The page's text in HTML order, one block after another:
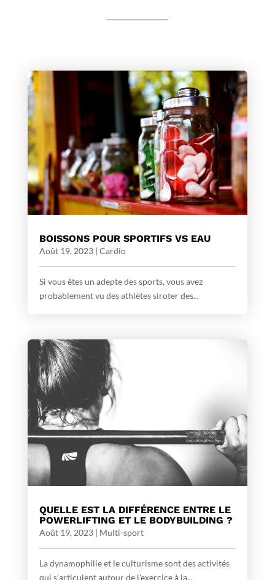
BOISSONS POUR SPORTIFS VS EAU
Août 19, 2023| Cardio
Si vous êtes un adepte des sports, vous avez
probablement vu des athlètes siroter des...
QUELLE EST LA DIFFÉRENCE ENTRE LE
POWERLIFTING ET LE BODYBUILDING ?
Août 19, 2023| Multi-sport
La dynamophilie et le culturisme sont des activités
qui s'articulent autour de l'exercice à la...